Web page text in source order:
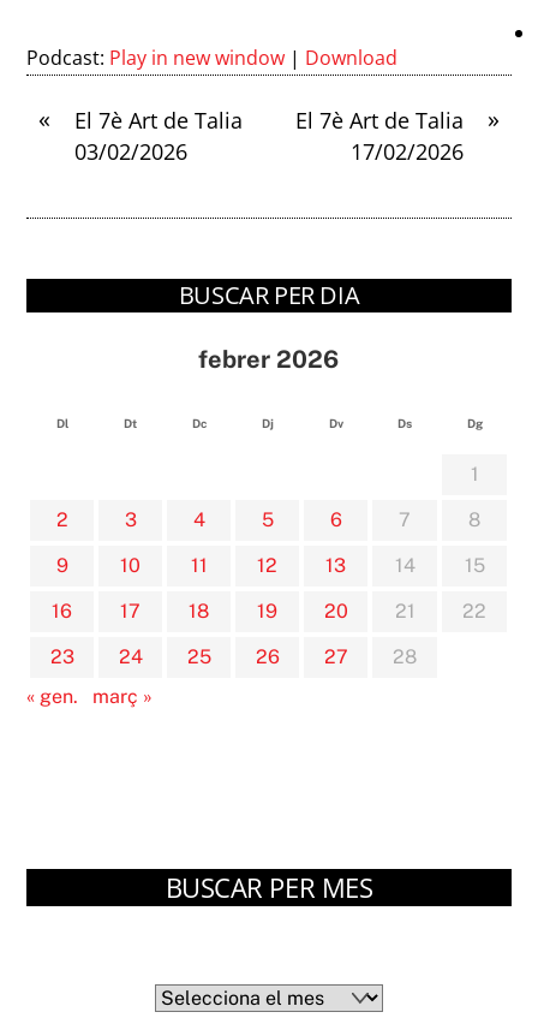
Podcast: Play in new window | Download
«
El 7è Art de Talia
03/02/2026
»
El 7è Art de Talia
17/02/2026
BUSCAR PER DIA
febrer 2026
Dl Dt Dc Dj Dv Ds Dg
1
2
3 4 5 6 7
8
9
10 11 12 13 14
15
16
17 18 19 20 21
22
23
24 25 26 27
28
« gen.
març »
BUSCAR PER MES
Arxius